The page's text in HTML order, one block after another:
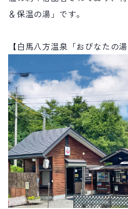
＆保温の湯」です。
【白馬八方温泉「おびなたの湯